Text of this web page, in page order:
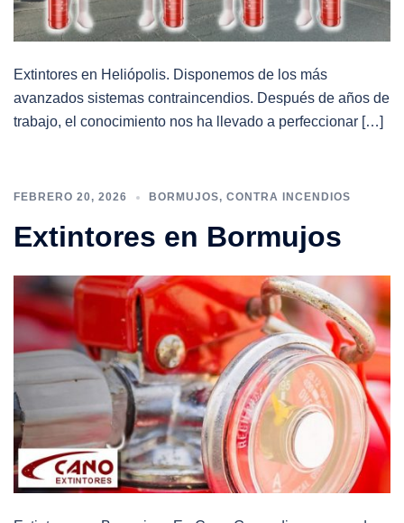
Extintores en Heliópolis. Disponemos de los más
avanzados sistemas contraincendios. Después de años de
trabajo, el conocimiento nos ha llevado a perfeccionar […]
FEBRERO 20, 2026 BORMUJOS, CONTRA INCENDIOS
Extintores en Bormujos